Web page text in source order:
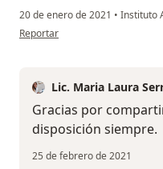
20 de enero de 2021 • Instituto
en opinión del usuario Valeria R.
Reportar
Lic. Maria Laura
Gracias por
disposición siempre.
25 de febrero de 2021